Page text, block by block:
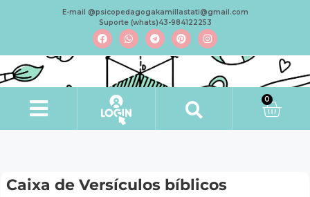
E-mail @psicopedagogakamillastati@gmail.com
Suporte (whats)43-984122253
0
Caixa de Versículos bíblicos